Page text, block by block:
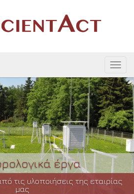
έργα
τις υλοποιήσεις της εταιρίας
μας